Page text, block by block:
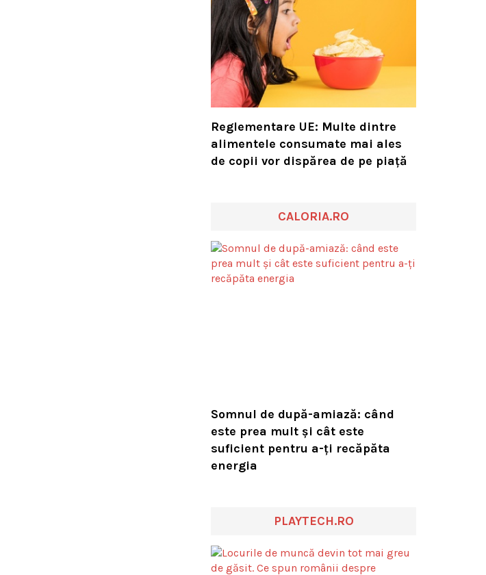
Reglementare UE: Multe dintre
alimentele consumate mai ales
de copii vor dispărea de pe piață
CALORIA.RO
Somnul de după-amiază: când
este prea mult și cât este
suficient pentru a-ți recăpăta
energia
PLAYTECH.RO